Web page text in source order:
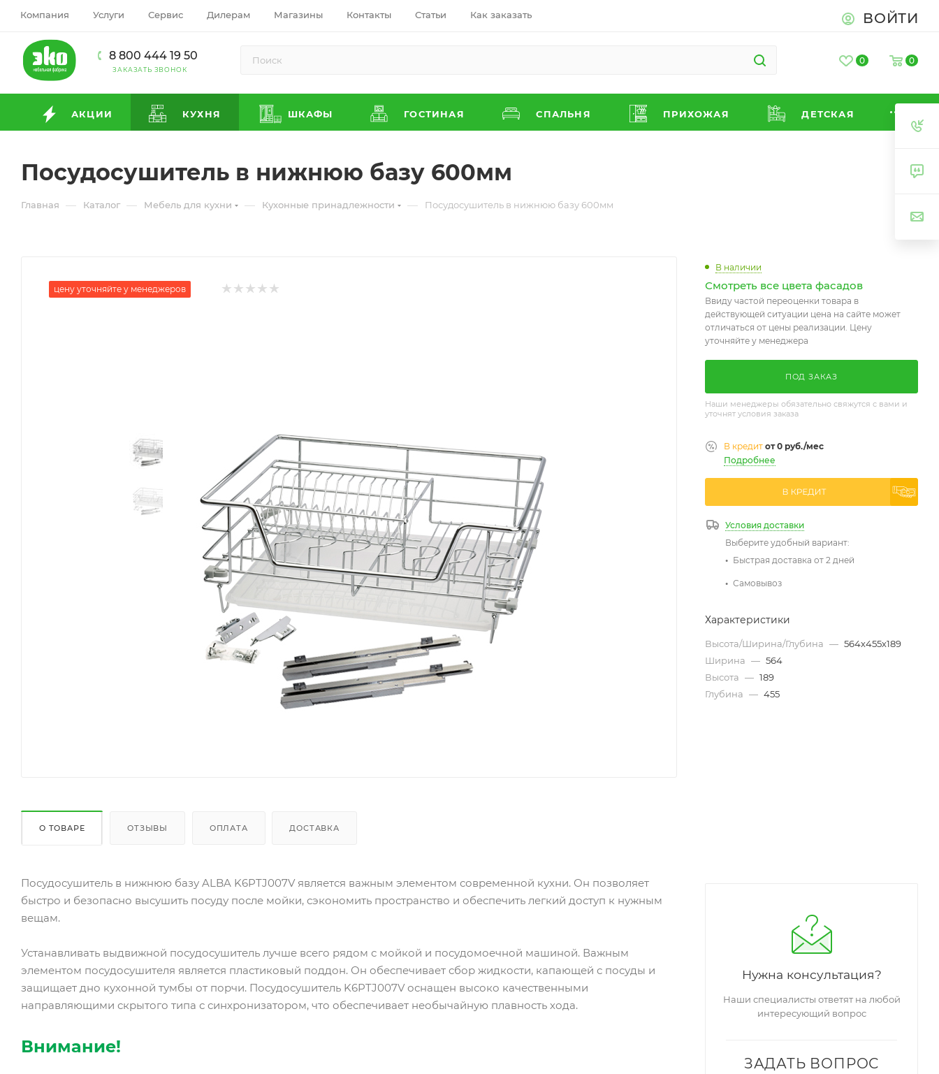
Компания Услуги Сервис Дилерам Магазины Контакты Статьи Как заказать ВОЙТИ
8 800 444 19 50
ЗАКАЗАТЬ ЗВОНОК
0 0
АКЦИИ КУХНЯ ШКАФЫ ГОСТИНАЯ СПАЛЬНЯ ПРИХОЖАЯ ДЕТСКАЯ
Посудосушитель в нижнюю базу 600мм
Главная — Каталог — Мебель для кухни — Кухонные принадлежности — Посудосушитель в нижнюю базу 600мм
цену уточняйте у менеджеров
О ТОВАРЕ ОТЗЫВЫ ОПЛАТА ДОСТАВКА
Посудосушитель в нижнюю базу ALBA K6PTJ007V является важным элементом современной кухни. Он позволяет
быстро и безопасно высушить посуду после мойки, сэкономить пространство и обеспечить легкий доступ к нужным
вещам.
Устанавливать выдвижной посудосушитель лучше всего рядом с мойкой и посудомоечной машиной. Важным
элементом посудосушителя является пластиковый поддон. Он обеспечивает сбор жидкости, капающей с посуды и
защищает дно кухонной тумбы от порчи. Посудосушитель K6PTJ007V оснащен высоко качественными
направляющими скрытого типа с синхронизатором, что обеспечивает необычайную плавность хода.
Внимание!
В наличии
Смотреть все цвета фасадов
Ввиду частой переоценки товара в
действующей ситуации цена на сайте может
отличаться от цены реализации. Цену
уточняйте у менеджера
ПОД ЗАКАЗ
Наши менеджеры обязательно свяжутся с вами и
уточнят условия заказа
В кредит от 0 руб./мес
Подробнее
Условия доставки
Выберите удобный вариант:
Быстрая доставка от 2 дней
Самовывоз
Характеристики
Высота/Ширина/Глубина — 564х455х189
Ширина — 564
Высота — 189
Глубина — 455
Нужна консультация?
Наши специалисты ответят на любой
интересующий вопрос
ЗАДАТЬ ВОПРОС